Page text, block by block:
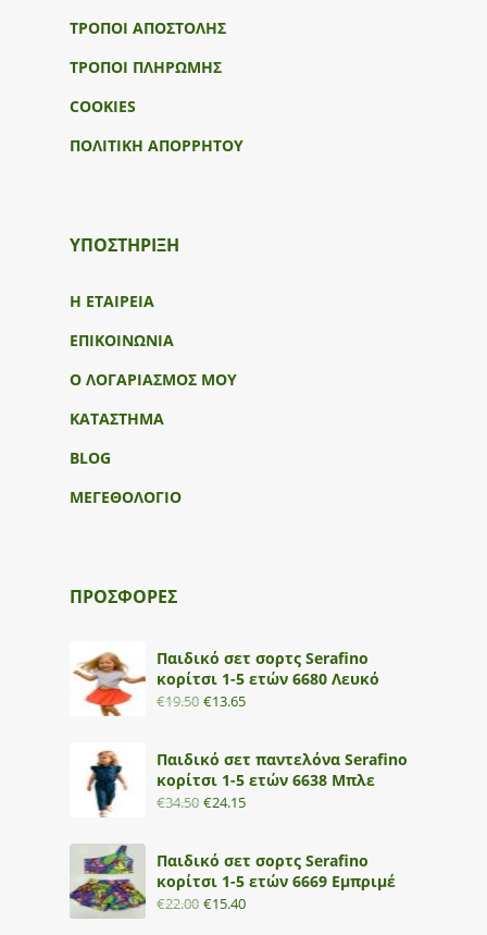
ΤΡΟΠΟΙ ΑΠΟΣΤΟΛΗΣ
ΤΡΟΠΟΙ ΠΛΗΡΩΜΗΣ
COOKIES
ΠΟΛΙΤΙΚΗ ΑΠΟΡΡΗΤΟΥ
ΥΠΟΣΤΉΡΙΞΗ
Η ΕΤΑΙΡΕΙΑ
ΕΠΙΚΟΙΝΩΝΙΑ
Ο ΛΟΓΑΡΙΑΣΜΟΣ ΜΟΥ
ΚΑΤΑΣΤΗΜΑ
BLOG
ΜΕΓΕΘΟΛΟΓΙΟ
ΠΡΟΣΦΟΡΕΣ
Παιδικό σετ σορτς Serafino
κορίτσι 1-5 ετών 6680 Λευκό
€19.50 €13.65
Παιδικό σετ παντελόνα Serafino
κορίτσι 1-5 ετών 6638 Μπλε
€34.50 €24.15
Παιδικό σετ σορτς Serafino
κορίτσι 1-5 ετών 6669 Εμπριμέ
€22.00 €15.40